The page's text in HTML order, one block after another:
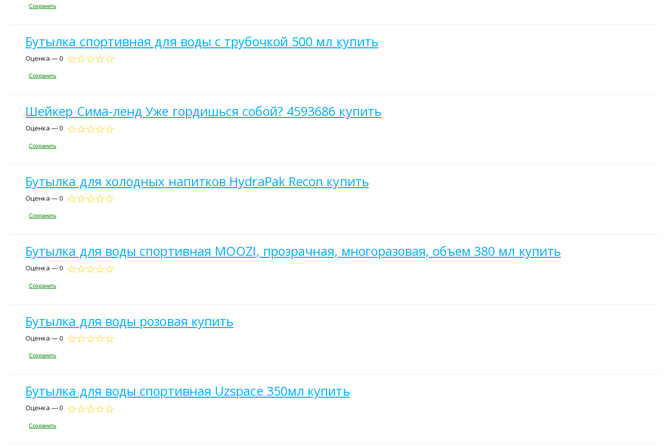
Сохранить
Бутылка спортивная для воды с трубочкой 500 мл купить
Оценка — 0
Сохранить
Шейкер Сима-ленд Уже гордишься собой? 4593686 купить
Оценка — 0
Сохранить
Бутылка для холодных напитков HydraPak Recon купить
Оценка — 0
Сохранить
Бутылка для воды спортивная MOOZI, прозрачная, многоразовая, объем 380 мл купить
Оценка — 0
Сохранить
Бутылка для воды розовая купить
Оценка — 0
Сохранить
Бутылка для воды спортивная Uzspace 350мл купить
Оценка — 0
Сохранить